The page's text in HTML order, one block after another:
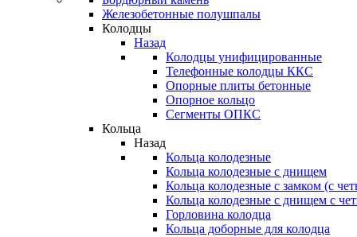
Железобетонные полушпалы
Колодцы
Назад
Колодцы унифицированные
Телефонные колодцы ККС
Опорные плиты бетонные
Опорное кольцо
Сегменты ОПКС
Кольца
Назад
Кольца колодезные
Кольца колодезные с днищем
Кольца колодезные с замком (с
Кольца колодезные с днищем с
Горловина колодца
Кольца доборные для колодца